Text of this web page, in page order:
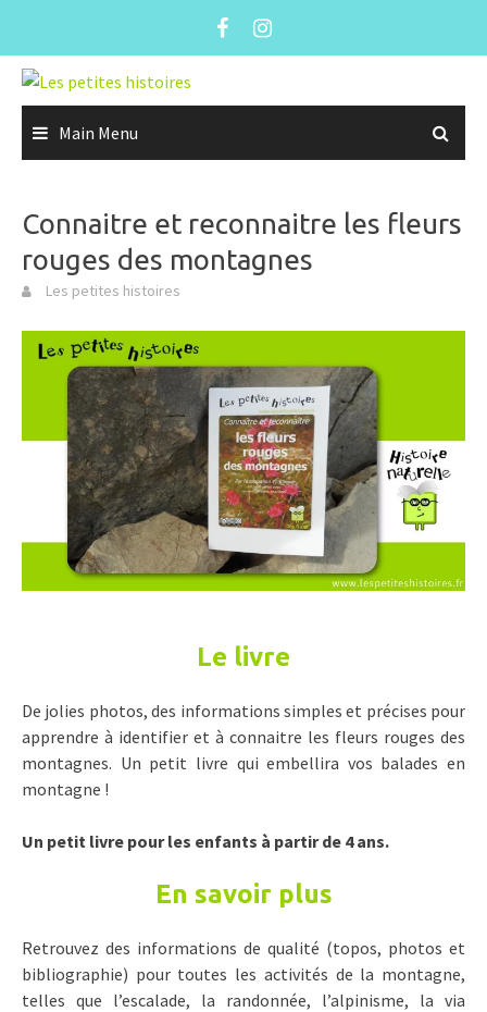
content
Main Menu
Connaitre et reconnaitre les fleurs
rouges des montagnes
Les petites histoires
Le livre
De jolies photos, des informations simples et précises pour
apprendre à identifier et à connaitre les fleurs rouges des
montagnes. Un petit livre qui embellira vos balades en
montagne !
Un petit livre pour les enfants à partir de 4 ans.
En savoir plus
Retrouvez des informations de qualité (topos, photos et
bibliographie) pour toutes les activités de la montagne,
telles que l’escalade, la randonnée, l’alpinisme, la via